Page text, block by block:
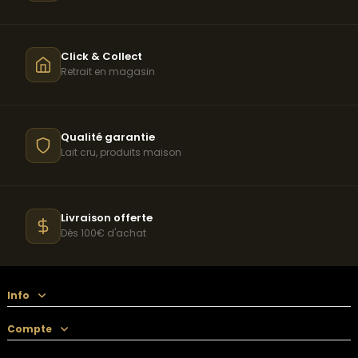
Click & Collect
Retrait en magasin
Qualité garantie
Lait cru, produits maison
Livraison offerte
Dès 100€ d'achat
Info
Compte